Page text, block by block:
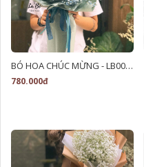
BÓ HOA CHÚC MỪNG - LB00037
780.000đ